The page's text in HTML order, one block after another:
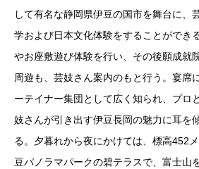
して有名な静岡県伊豆の国市を舞台に、
学および日本文化体験をすることができ
やお座敷遊び体験を行い、その後願成就
周遊も、芸妓さん案内のもと行う。宴席
ーテイナー集団として広く知られ、プロ
妓さんが引き出す伊豆長岡の魅力に耳を
る。夕暮れから夜にかけては、標高452
豆パノラマパークの碧テラスで、富士山